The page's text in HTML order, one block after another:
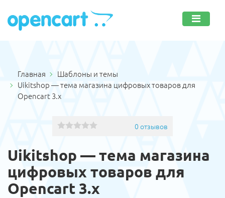
Главная
Шаблоны и темы
Uikitshop — тема магазина цифровых товаров для
Opencart 3.x
Uikitshop — тема магазина
цифровых товаров для
Opencart 3.x
0 отзывов